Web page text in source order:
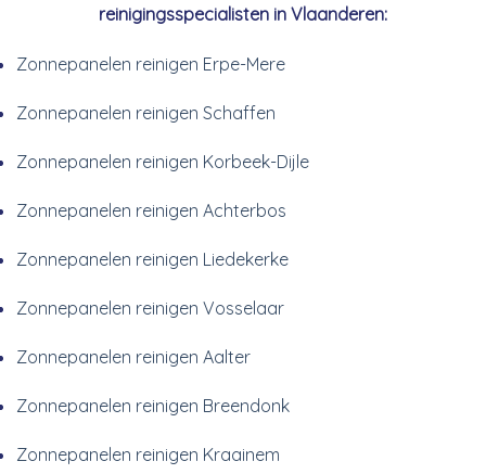
reinigingsspecialisten in Vlaanderen:
Zonnepanelen reinigen Erpe-Mere
Zonnepanelen reinigen Schaffen
Zonnepanelen reinigen Korbeek-Dijle
Zonnepanelen reinigen Achterbos
Zonnepanelen reinigen Liedekerke
Zonnepanelen reinigen Vosselaar
Zonnepanelen reinigen Aalter
Zonnepanelen reinigen Breendonk
Zonnepanelen reinigen Kraainem